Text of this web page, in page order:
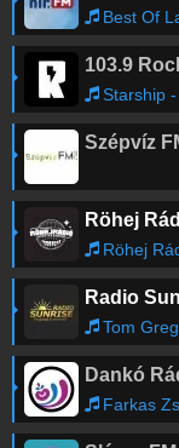
Best Of
103.9
Starship
Szépvíz
Röhej
Röhej
Radio
Tom
Dankó
Farkas